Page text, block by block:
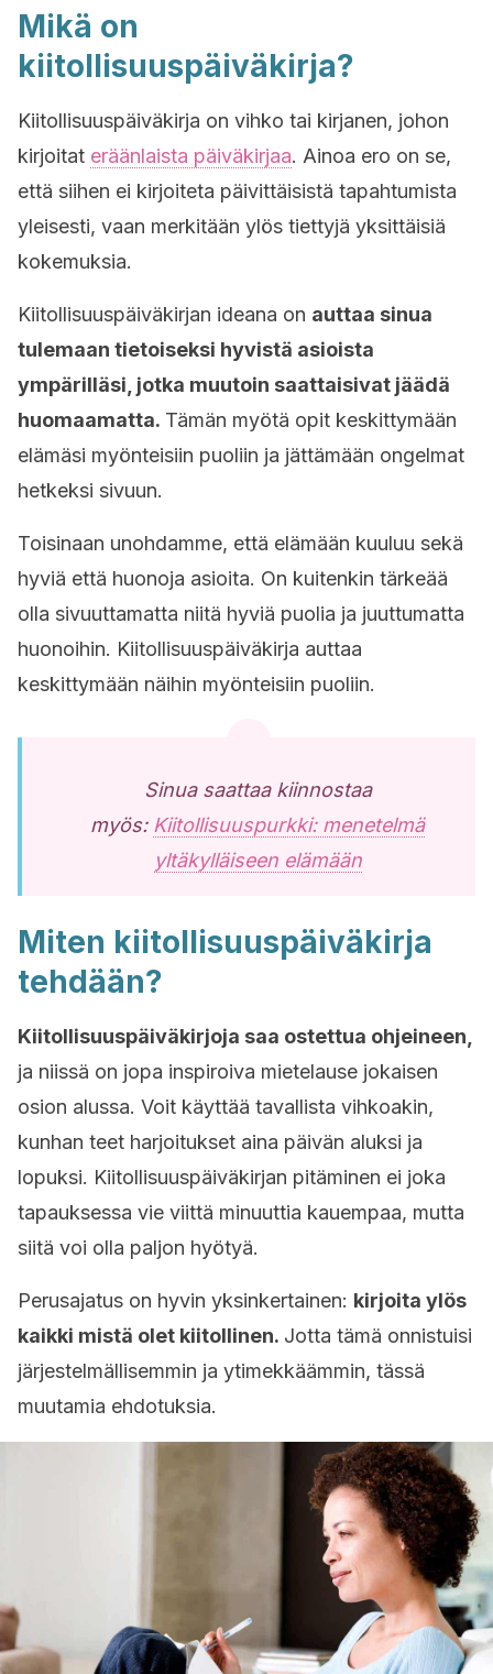
Mikä on
kiitollisuuspäiväkirja?
Kiitollisuuspäiväkirja on vihko tai kirjanen, johon
kirjoitat eräänlaista päiväkirjaa. Ainoa ero on se,
että siihen ei kirjoiteta päivittäisistä tapahtumista
yleisesti, vaan merkitään ylös tiettyjä yksittäisiä
kokemuksia.
Kiitollisuuspäiväkirjan ideana on auttaa sinua
tulemaan tietoiseksi hyvistä asioista
ympärilläsi, jotka muutoin saattaisivat jäädä
huomaamatta. Tämän myötä opit keskittymään
elämäsi myönteisiin puoliin ja jättämään ongelmat
hetkeksi sivuun.
Toisinaan unohdamme, että elämään kuuluu sekä
hyviä että huonoja asioita. On kuitenkin tärkeää
olla sivuuttamatta niitä hyviä puolia ja juuttumatta
huonoihin. Kiitollisuuspäiväkirja auttaa
keskittymään näihin myönteisiin puoliin.
Sinua saattaa kiinnostaa
myös: Kiitollisuuspurkki: menetelmä
yltäkylläiseen elämään
Miten kiitollisuuspäiväkirja
tehdään?
Kiitollisuuspäiväkirjoja saa ostettua ohjeineen,
ja niissä on jopa inspiroiva mietelause jokaisen
osion alussa. Voit käyttää tavallista vihkoakin,
kunhan teet harjoitukset aina päivän aluksi ja
lopuksi. Kiitollisuuspäiväkirjan pitäminen ei joka
tapauksessa vie viittä minuuttia kauempaa, mutta
siitä voi olla paljon hyötyä.
Perusajatus on hyvin yksinkertainen: kirjoita ylös
kaikki mistä olet kiitollinen. Jotta tämä onnistuisi
järjestelmällisemmin ja ytimekkäämmin, tässä
muutamia ehdotuksia.